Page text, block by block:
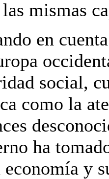
mismas
en
social,
como la
ha
economía y